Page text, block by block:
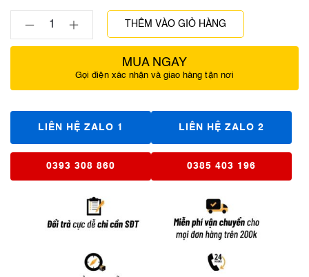
THÊM VÀO GIỎ HÀNG
MUA NGAY
Gọi điện xác nhận và giao hàng tận nơi
LIÊN HỆ ZALO 1 LIÊN HỆ ZALO 2
0393 308 860 0385 403 196